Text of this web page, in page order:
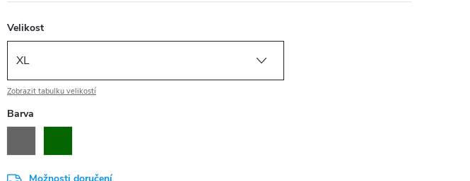
Velikost
Zobrazit tabulku velikostí
Barva